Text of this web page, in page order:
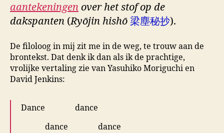
aantekeningen over het stof op de
dakspanten (Ryōjin hishō 梁塵秘抄).
De filoloog in mij zit me in de weg, te trouw aan de
brontekst. Dat denk ik dan als ik de prachtige,
vrolijke vertaling zie van Yasuhiko Moriguchi en
David Jenkins:
Dance dance
dance dance